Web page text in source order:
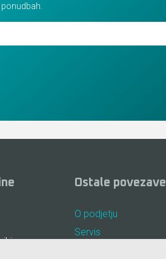
Ostale povezave
O podjetju
Servis